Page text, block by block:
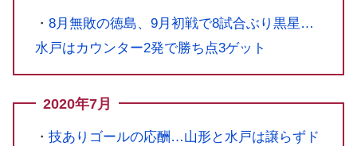
・ 8月無敗の徳島、9月初戦で8試合ぶり黒星…
水戸はカウンター2発で勝ち点3ゲット
2020年7月
・ 技ありゴールの応酬…山形と水戸は譲らずド